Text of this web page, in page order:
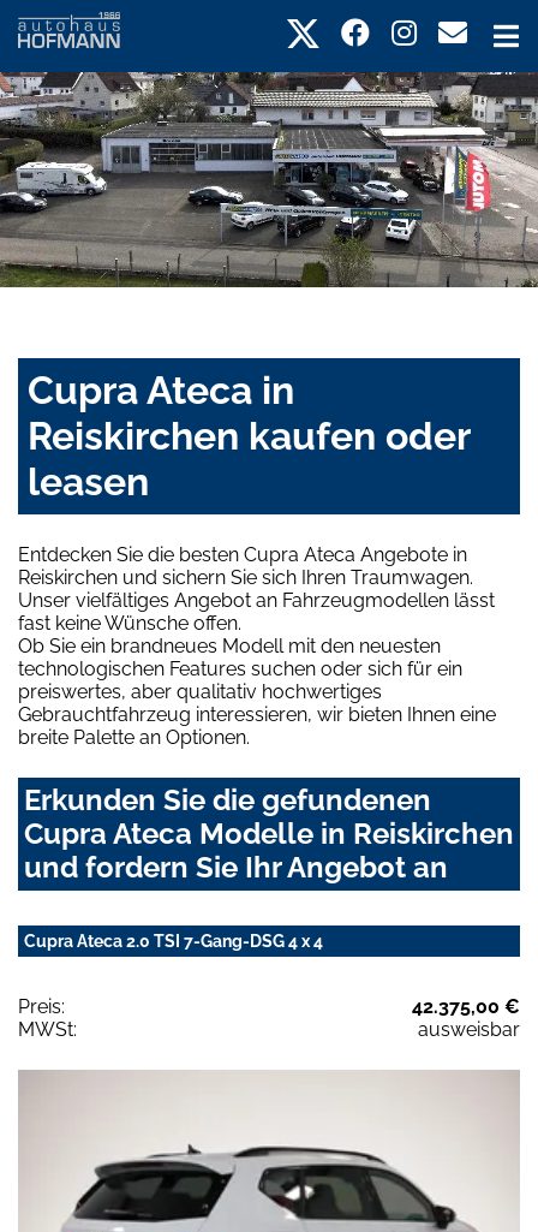
Cupra Ateca in
Reiskirchen kaufen oder
leasen
Entdecken Sie die besten Cupra Ateca Angebote in
Reiskirchen und sichern Sie sich Ihren Traumwagen.
Unser vielfältiges Angebot an Fahrzeugmodellen lässt
fast keine Wünsche offen.
Ob Sie ein brandneues Modell mit den neuesten
technologischen Features suchen oder sich für ein
preiswertes, aber qualitativ hochwertiges
Gebrauchtfahrzeug interessieren, wir bieten Ihnen eine
breite Palette an Optionen.
Erkunden Sie die gefundenen
Cupra Ateca Modelle in Reiskirchen
und fordern Sie Ihr Angebot an
Cupra Ateca 2.0 TSI 7-Gang-DSG 4 x 4
Preis:
42.375,00 €
MWSt:
ausweisbar